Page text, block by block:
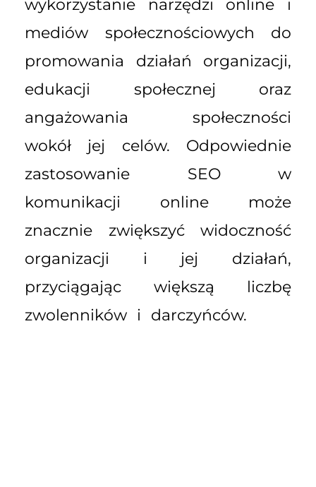
wykorzystanie narzędzi online i
mediów społecznościowych do
promowania działań organizacji,
edukacji społecznej oraz
angażowania społeczności
wokół jej celów. Odpowiednie
zastosowanie SEO w
komunikacji online może
znacznie zwiększyć widoczność
organizacji i jej działań,
przyciągając większą liczbę
zwolenników i darczyńców.